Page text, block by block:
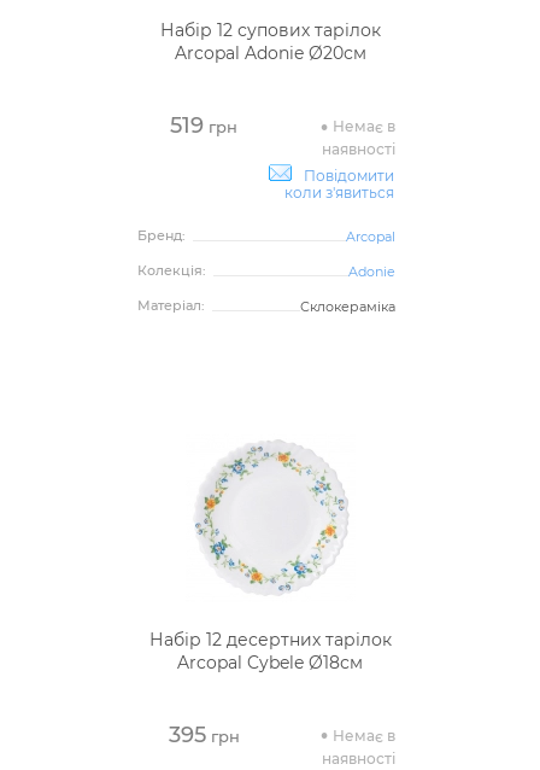
Набір 12 супових тарілок
Arcopal Adonie Ø20см
519 грн
Немає в
наявності
Повідомити
коли з'явиться
Бренд:
Arcopal
Колекція:
Adonie
Матеріал:
Склокераміка
Набір 12 десертних тарілок
Arcopal Cybele Ø18см
395грн
Немає в
наявності